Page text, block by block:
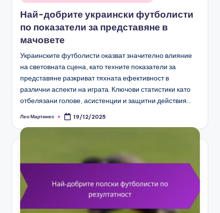
in
Най-добрите украински футболисти
по показатели за представяне в
мачовете
Украинските футболисти оказват значително влияние
на световната сцена, като техните показатели за
представяне разкриват тяхната ефективност в
различни аспекти на играта. Ключови статистики като
отбелязани голове, асистенции и защитни действия…
Posted
Лео Мартинес 19/12/2025